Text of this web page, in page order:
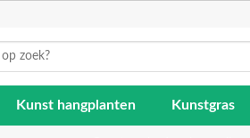
Kunst hangplanten Kunstgras